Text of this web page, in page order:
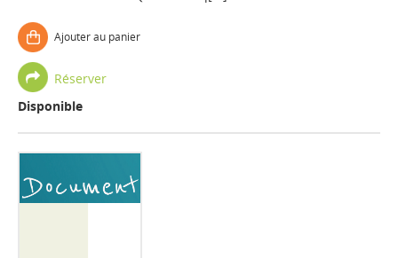
Ajouter au panier
Réserver
Disponible